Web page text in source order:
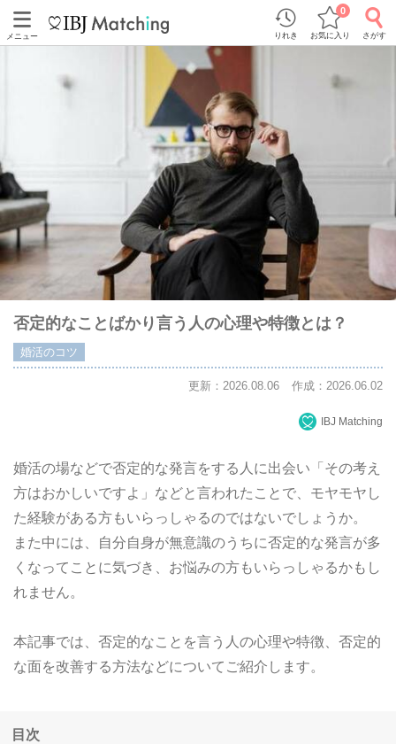
メニュー りれき お気に入り
0
さがす
否定的なことばかり言う人の心理や特徴とは？
婚活のコツ
更新：2026.08.06 作成：2026.06.02
IBJ Matching
婚活の場などで否定的な発言をする人に出会い「その考え
方はおかしいですよ」などと言われたことで、モヤモヤし
た経験がある方もいらっしゃるのではないでしょうか。
また中には、自分自身が無意識のうちに否定的な発言が多
くなってことに気づき、お悩みの方もいらっしゃるかもし
れません。
本記事では、否定的なことを言う人の心理や特徴、否定的
な面を改善する方法などについてご紹介します。
目次